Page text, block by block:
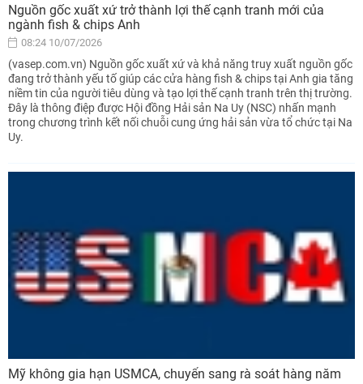
Nguồn gốc xuất xứ trở thành lợi thế cạnh tranh mới của
ngành fish & chips Anh
08:24 10/07/2026
(vasep.com.vn) Nguồn gốc xuất xứ và khả năng truy xuất nguồn gốc
đang trở thành yếu tố giúp các cửa hàng fish & chips tại Anh gia tăng
niềm tin của người tiêu dùng và tạo lợi thế cạnh tranh trên thị trường.
Đây là thông điệp được Hội đồng Hải sản Na Uy (NSC) nhấn mạnh
trong chương trình kết nối chuỗi cung ứng hải sản vừa tổ chức tại Na
Uy.
Mỹ không gia hạn USMCA, chuyển sang rà soát hàng năm